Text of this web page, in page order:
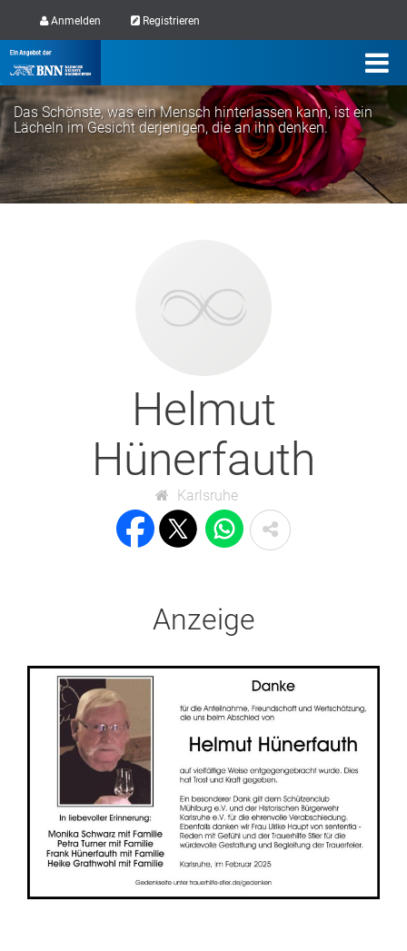
Anmelden Registrieren
Das Schönste, was ein Mensch hinterlassen kann, ist ein
Lächeln im Gesicht derjenigen, die an ihn denken.
Helmut
Hünerfauth
Karlsruhe
Anzeige